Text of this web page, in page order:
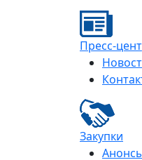
Пресс-
Закупки